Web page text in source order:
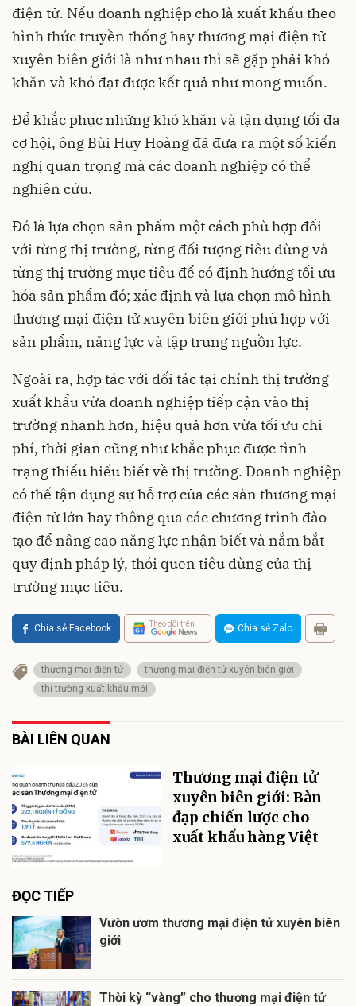
điện tử. Nếu doanh nghiệp cho là xuất khẩu theo
hình thức truyền thống hay thương mại điện tử
xuyên biên giới là như nhau thì sẽ gặp phải khó
khăn và khó đạt được kết quả như mong muốn.
Để khắc phục những khó khăn và tận dụng tối đa
cơ hội, ông Bùi Huy Hoàng đã đưa ra một số kiến
nghị quan trọng mà các doanh nghiệp có thể
nghiên cứu.
Đó là lựa chọn sản phẩm một cách phù hợp đối
với từng thị trường, từng đối tượng tiêu dùng và
từng thị trường mục tiêu để có định hướng tối ưu
hóa sản phẩm đó; xác định và lựa chọn mô hình
thương mại điện tử xuyên biên giới phù hợp với
sản phẩm, năng lực và tập trung nguồn lực.
Ngoài ra, hợp tác với đối tác tại chính thị trường
xuất khẩu vừa doanh nghiệp tiếp cận vào thị
trường nhanh hơn, hiệu quả hơn vừa tối ưu chi
phí, thời gian cũng như khắc phục được tình
trạng thiếu hiểu biết về thị trường. Doanh nghiệp
có thể tận dụng sự hỗ trợ của các sàn thương mại
điện tử lớn hay thông qua các chương trình đào
tạo để nâng cao năng lực nhận biết và nắm bắt
quy định pháp lý, thói quen tiêu dùng của thị
trường mục tiêu.
Chia sẻ Facebook Theo dõi trên Chia sẻ Zalo
thương mại điện tử
thương mại điện tử xuyên biên giới
thị trường xuất khẩu mới
BÀI LIÊN QUAN
Thương mại điện tử
xuyên biên giới: Bàn
đạp chiến lược cho
xuất khẩu hàng Việt
ĐỌC TIẾP
Vườn ươm thương mại điện tử xuyên biên
giới
Thời kỳ “vàng” cho thương mại điện tử